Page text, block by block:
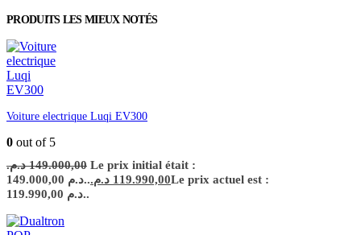
PRODUITS LES MIEUX NOTÉS
Voiture electrique Luqi EV300
0 out of 5
149.000,00 د.م.
Le prix initial était :
149.000,00 د.م..
119.990,00 د.م.
Le prix actuel est :
119.990,00 د.م..